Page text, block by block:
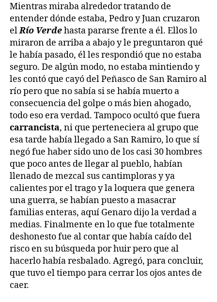
Mientras miraba alrededor tratando de
entender dónde estaba, Pedro y Juan cruzaron
elRío Verdehasta pararse frente a él. Ellos lo
miraron de arriba a abajo y le preguntaron qué
le había pasado, él les respondió que no estaba
seguro. De algún modo, no estaba mintiendo y
les contó que cayó del Peñasco de San Ramiro al
río pero que no sabía si se había muerto a
consecuencia del golpe o más bien ahogado,
todo eso era verdad. Tampoco ocultó que fuera
carrancista, ni que perteneciera al grupo que
esa tarde había llegado a San Ramiro, lo que sí
negó fue haber sido uno de los casi 30 hombres
que poco antes de llegar al pueblo, habían
llenado de mezcal sus cantimploras y ya
calientes por el trago y la loquera que genera
una guerra, se habían puesto a masacrar
familias enteras, aquí Genaro dijo la verdad a
medias. Finalmente en lo que fue totalmente
deshonesto fue al contar que había caído del
risco en su búsqueda por huir pero que al
hacerlo había resbalado. Agregó, para concluir,
que tuvo el tiempo para cerrar los ojos antes de
caer.